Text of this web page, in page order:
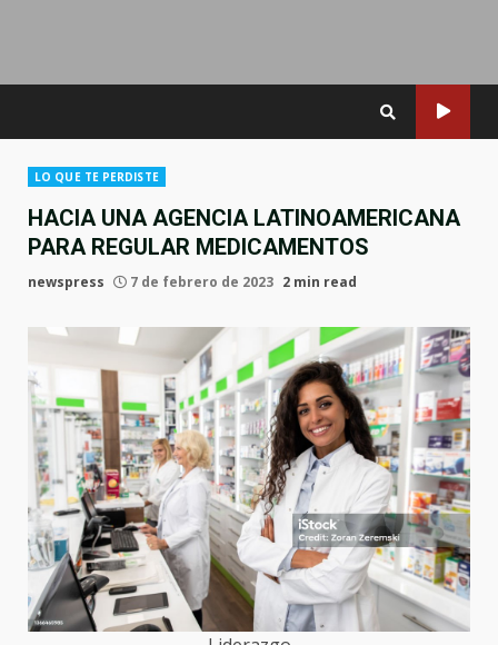
LO QUE TE PERDISTE
HACIA UNA AGENCIA LATINOAMERICANA
PARA REGULAR MEDICAMENTOS
newspress 7 de febrero de 2023 2 min read